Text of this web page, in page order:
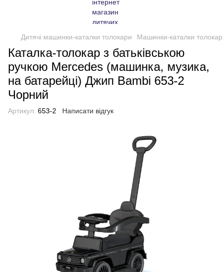
Дитячі машинки-каталки толокари Машинки-каталки
Каталка-толокар з батьківською
ручкою Mercedes (машинка, музика,
на батарейці) Джип Bambi 653-2
Чорний
Артикул: 653-2 Написати відгук